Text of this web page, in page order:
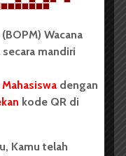
Wacana
mandiri
dengan
kode QR di
Kamu telah